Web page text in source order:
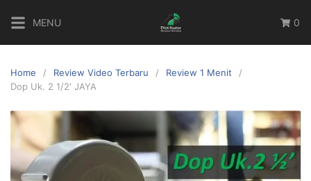
MENU 0
Home Review Video Terbaru
Review 1 Menit
Dop Uk. 2 1/2′ JAYA